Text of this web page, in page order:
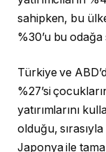
sahipken, bu
%30’u bu odağa
Türkiye ve
%27’si
yatırımlarını
olduğu,
Japonya ile